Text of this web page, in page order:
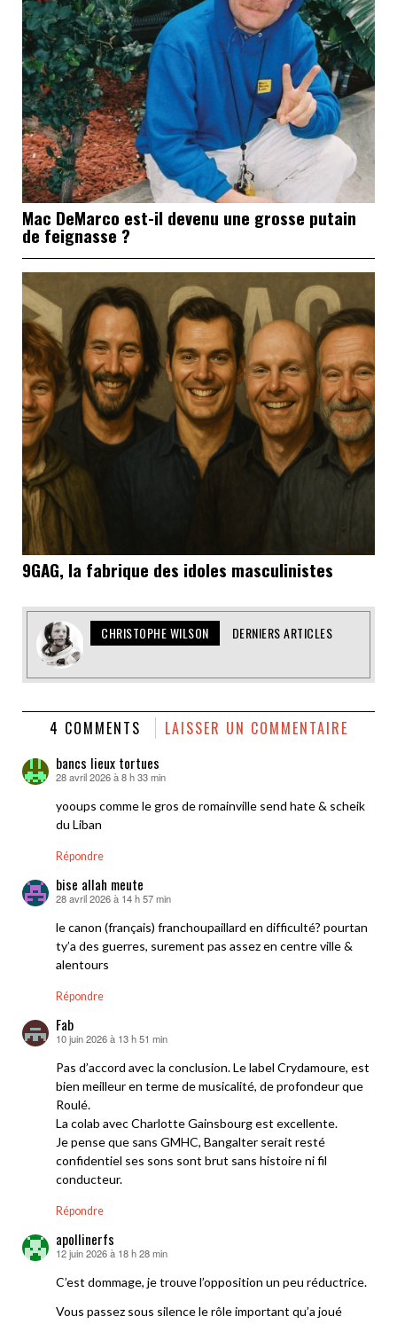
Mac DeMarco est-il devenu une grosse putain
de feignasse ?
9GAG, la fabrique des idoles masculinistes
CHRISTOPHE WILSON DERNIERS ARTICLES
4 COMMENTS LAISSER UN COMMENTAIRE
bancs lieux tortues
dit :
28 avril 2026 à 8 h 33 min
yooups comme le gros de romainville send hate & scheik
du Liban
Répondre
bise allah meute
dit :
28 avril 2026 à 14 h 57 min
le canon (français) franchoupaillard en difficulté? pourtan
ty’a des guerres, surement pas assez en centre ville &
alentours
Répondre
Fab
dit :
10 juin 2026 à 13 h 51 min
Pas d’accord avec la conclusion. Le label Crydamoure, est
bien meilleur en terme de musicalité, de profondeur que
Roulé.
La colab avec Charlotte Gainsbourg est excellente.
Je pense que sans GMHC, Bangalter serait resté
confidentiel ses sons sont brut sans histoire ni fil
conducteur.
Répondre
apollinerfs
dit :
12 juin 2026 à 18 h 28 min
C’est dommage, je trouve l’opposition un peu réductrice.
Vous passez sous silence le rôle important qu’a joué